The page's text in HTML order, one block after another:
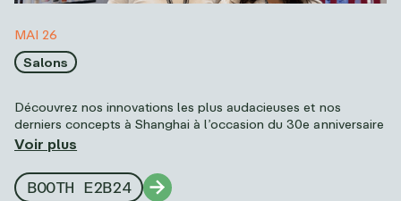
MAI 26
Salons
Découvrez nos innovations les plus audacieuses et nos
derniers concepts à Shanghai à l’occasion du 30e anniversaire
du CBE ! Rencontrez notre équipe dans le hall E2, stand
produit de votre marque. Façonnons ensemble l’avenir de la
beauté.
Voir plus
BOOTH E2B24